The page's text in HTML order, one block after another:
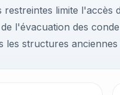
restreintes limite l'accès
l'évacuation des
les structures